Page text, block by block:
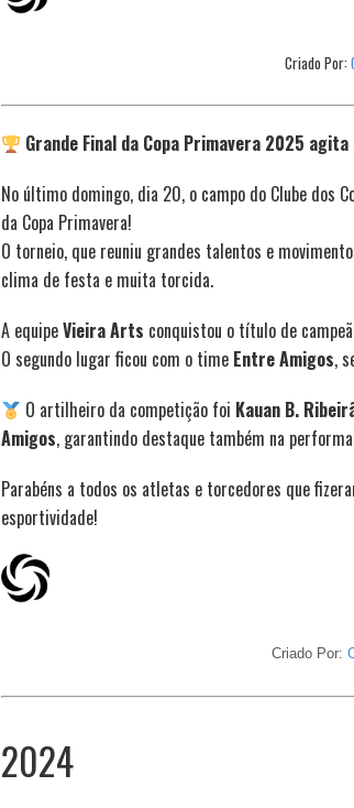
Criado Por:
Grande Final da Copa Primavera 2025 agita
No último domingo, dia 20, o campo do Clube dos
da Copa Primavera!
O torneio, que reuniu grandes talentos e
clima de festa e muita torcida.
A equipeVieira Arts conquistou o título de
O segundo lugar ficou com o time Entre Amigos,
O artilheiro da competição foi Kauan B.
Amigos, garantindo destaque também na
Parabéns a todos os atletas e torcedores que
esportividade!
Criado Por:
2024